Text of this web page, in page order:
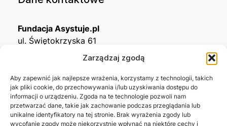
Zarządzaj zgodą
Aby zapewnić jak najlepsze wrażenia, korzystamy z technologii, takich
jak pliki cookie, do przechowywania i/lub uzyskiwania dostępu do
informacji o urządzeniu. Zgoda na te technologie pozwoli nam
przetwarzać dane, takie jak zachowanie podczas przeglądania lub
unikalne identyfikatory na tej stronie. Brak wyrażenia zgody lub
wycofanie zgody może niekorzystnie wpłynąć na niektóre cechy i
Fundacja Asystuje.pl
ul. Świętokrzyska 61
KRS0001215994
NIP5492488380
REGON543667703